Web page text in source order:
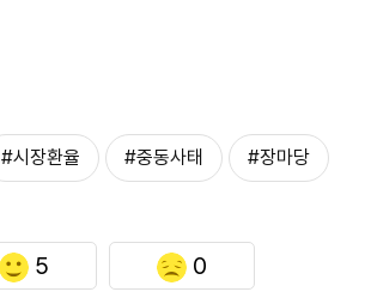
#시장환율 #중동사태 #장마당
5 0